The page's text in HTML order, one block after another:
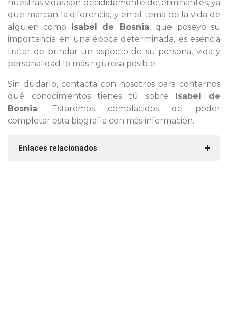
nuestras vidas son decididamente determinantes, ya
que marcan la diferencia, y en el tema de la vida de
alguien como Isabel de Bosnia, que poseyó su
importancia en una época determinada, es esencia
tratar de brindar un aspecto de su persona, vida y
personalidad lo más rigurosa posible.
Sin dudarlo, contacta con nosotros para contarnos
qué conocimientos tienes tú sobre Isabel de
Bosnia. Estaremos complacidos de poder
completar esta biografía con más información.
Enlaces relacionados